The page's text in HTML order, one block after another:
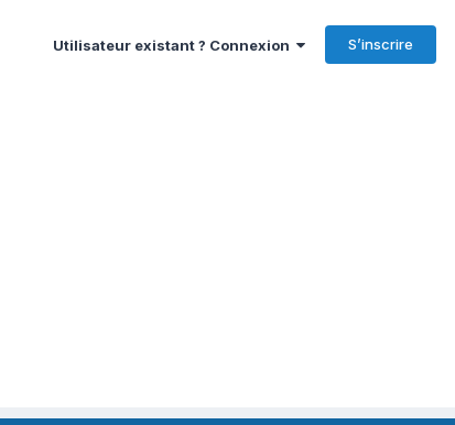
Utilisateur existant ? Connexion S’inscrire